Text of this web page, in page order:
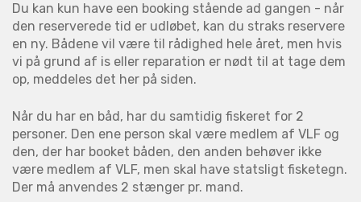
Du kan kun have een booking stående ad gangen - når
den reserverede tid er udløbet, kan du straks reservere
en ny. Bådene vil være til rådighed hele året, men hvis
vi på grund af is eller reparation er nødt til at tage dem
op, meddeles det her på siden.
Når du har en båd, har du samtidig fiskeret for 2
personer. Den ene person skal være medlem af VLF og
den, der har booket båden, den anden behøver ikke
være medlem af VLF, men skal have statsligt fisketegn.
Der må anvendes 2 stænger pr. mand.